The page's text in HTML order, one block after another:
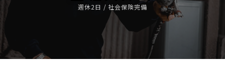
週休2日 / 社会保険完備